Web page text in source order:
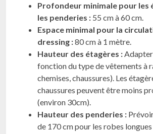
Profondeur minimale pour les
les penderies : 55 cm à 60 cm.
Espace minimal pour la
dressing :80 cm à 1 mètre.
Hauteur des étagères :
fonction du type de vêtements à
chemises, chaussures). Les
chaussures peuvent être moins
(environ 30cm).
Hauteur des penderies :
de 170 cm pour les robes